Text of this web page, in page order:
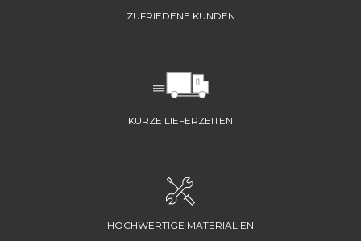
ZUFRIEDENE KUNDEN
KURZE LIEFERZEITEN
HOCHWERTIGE MATERIALIEN